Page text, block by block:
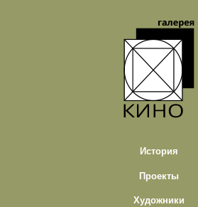
История
Проекты
Художники